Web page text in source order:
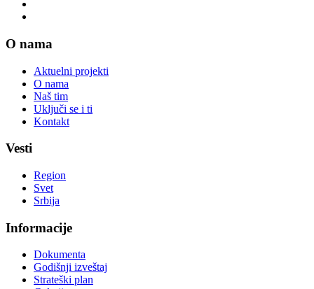
O nama
Aktuelni projekti
O nama
Naš tim
Uključi se i ti
Kontakt
Vesti
Region
Svet
Srbija
Informacije
Dokumenta
Godišnji izveštaj
Strateški plan